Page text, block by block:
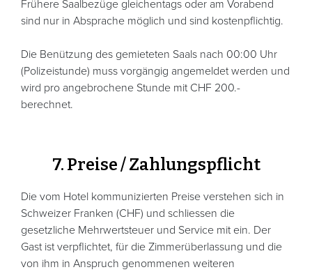
Frühere Saalbezüge gleichentags oder am Vorabend
sind nur in Absprache möglich und sind kostenpflichtig.
Die Benützung des gemieteten Saals nach 00:00 Uhr
(Polizeistunde) muss vorgängig angemeldet werden und
wird pro angebrochene Stunde mit CHF 200.-
berechnet.
7. Preise / Zahlungspflicht
Die vom Hotel kommunizierten Preise verstehen sich in
Schweizer Franken (CHF) und schliessen die
gesetzliche Mehrwertsteuer und Service mit ein. Der
Gast ist verpflichtet, für die Zimmerüberlassung und die
von ihm in Anspruch genommenen weiteren